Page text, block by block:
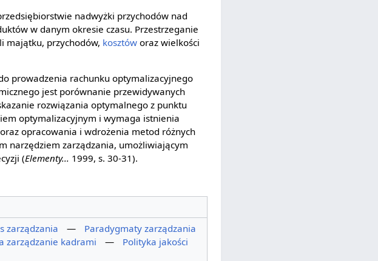
nadwyżki przychodów nad
w danym okresie czasu. Przestrzeganie
majątku, przychodów, kosztów oraz wielkości
prowadzenia rachunku optymalizacyjnego
jest porównanie przewidywanych
rozwiązania optymalnego z punktu
optymalizacyjnym i wymaga istnienia
opracowania i wdrożenia metod różnych
narzędziem zarządzania, umożliwiającym
(Elementy... 1999, s. 30-31).
zarządzania —
Paradygmaty zarządzania
zarządzanie kadrami —
Polityka jakości